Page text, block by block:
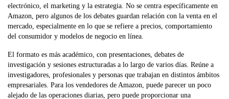
electrónico, el marketing y la estrategia. No se centra específicamente en
Amazon, pero algunos de los debates guardan relación con la venta en el
mercado, especialmente en lo que se refiere a precios, comportamiento
del consumidor y modelos de negocio en línea.
El formato es más académico, con presentaciones, debates de
investigación y sesiones estructuradas a lo largo de varios días. Reúne a
investigadores, profesionales y personas que trabajan en distintos ámbitos
empresariales. Para los vendedores de Amazon, puede parecer un poco
alejado de las operaciones diarias, pero puede proporcionar una